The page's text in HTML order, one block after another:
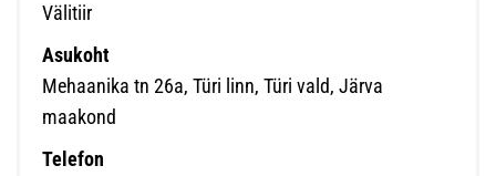
Välitiir
Asukoht
Mehaanika tn 26a, Türi linn, Türi vald, Järva
maakond
Telefon